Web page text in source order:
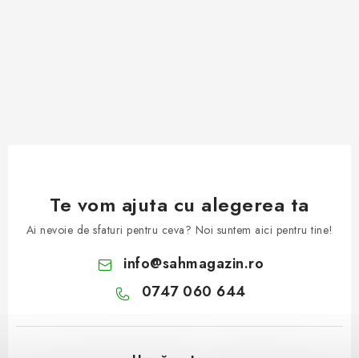
Te vom ajuta cu alegerea ta
Ai nevoie de sfaturi pentru ceva? Noi suntem aici pentru tine!
info@sahmagazin.ro
0747 060 644